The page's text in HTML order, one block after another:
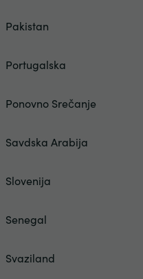
Pakistan
Portugalska
Ponovno Srečanje
Savdska Arabija
Slovenija
Senegal
Svaziland